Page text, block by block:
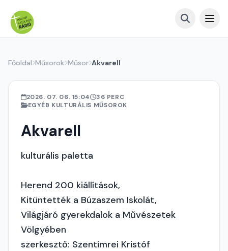
Főoldal Műsorok Műsor Akvarell
2026. 07. 06. 15:04
36 PERC
EGYÉB KULTURÁLIS MŰSOROK
Akvarell
kulturális paletta
Herend 200 kiállítások,
Kitüntették a Búzaszem Iskolát,
Világjáró gyerekdalok a Művészetek
Völgyében
szerkesztő: Szentimrei Kristóf